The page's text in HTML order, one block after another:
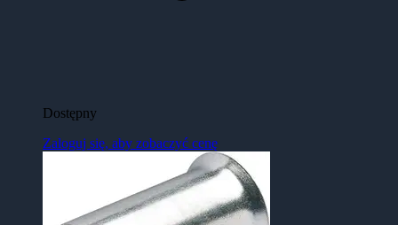
Dostępny
Zaloguj się, aby zobaczyć cenę